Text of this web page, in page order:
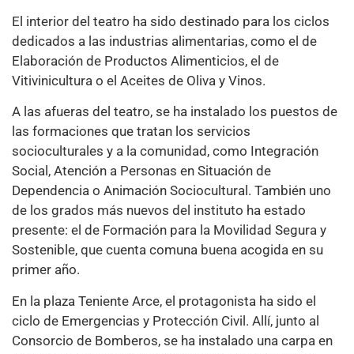
El interior del teatro ha sido destinado para los ciclos
dedicados a las industrias alimentarias, como el de
Elaboración de Productos Alimenticios, el de
Vitivinicultura o el Aceites de Oliva y Vinos.
A las afueras del teatro, se ha instalado los puestos de
las formaciones que tratan los servicios
socioculturales y a la comunidad, como Integración
Social, Atención a Personas en Situación de
Dependencia o Animación Sociocultural. También uno
de los grados más nuevos del instituto ha estado
presente: el de Formación para la Movilidad Segura y
Sostenible, que cuenta comuna buena acogida en su
primer año.
En la plaza Teniente Arce, el protagonista ha sido el
ciclo de Emergencias y Protección Civil. Allí, junto al
Consorcio de Bomberos, se ha instalado una carpa en